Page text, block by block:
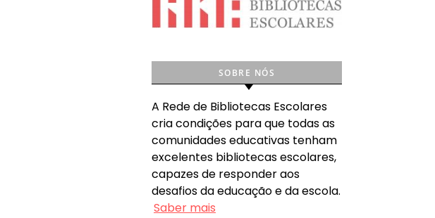
SOBRE NÓS
A Rede de Bibliotecas Escolares
cria condições para que todas as
comunidades educativas tenham
excelentes bibliotecas escolares,
capazes de responder aos
desafios da educação e da escola.
Saber mais